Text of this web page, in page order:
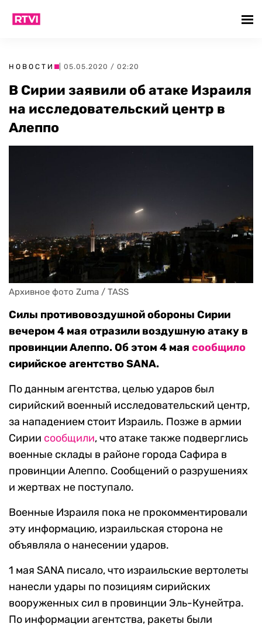
НОВОСТИ | 05.05.2020 / 02:20
В Сирии заявили об атаке Израиля
на исследовательский центр в
Алеппо
Архивное фото Zuma / TASS
Силы противовоздушной обороны Сирии
вечером 4 мая отразили воздушную атаку в
провинции Алеппо. Об этом 4 мая сообщило
сирийское агентство SANA.
По данным агентства, целью ударов был
сирийский военный исследовательский центр,
за нападением стоит Израиль. Позже в армии
Сирии сообщили, что атаке также подверглись
военные склады в районе города Сафира в
провинции Алеппо. Сообщений о разрушениях
и жертвах не поступало.
Военные Израиля пока не прокомментировали
эту информацию, израильская сторона не
объявляла о нанесении ударов.
1 мая SANA писало, что израильские вертолеты
нанесли удары по позициям сирийских
вооруженных сил в провинции Эль-Кунейтра.
По информации агентства, ракеты были